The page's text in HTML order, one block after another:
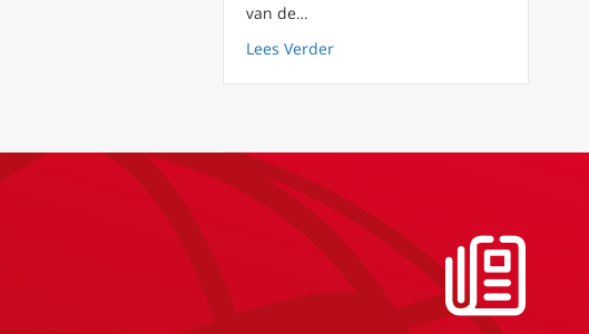
van de…
Lees Verderabout Noorwegen Trondheim: